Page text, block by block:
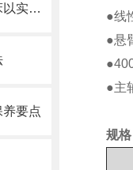
如何正确编程和操作起亚镗铣床以实现高效加工？
要点
●线
●悬
●主
规格